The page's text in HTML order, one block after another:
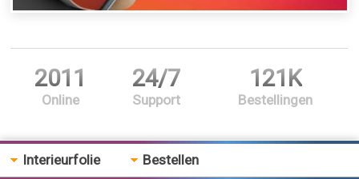
2011
Online
24/7
Support
121K
Bestellingen
Interieurfolie Bestellen